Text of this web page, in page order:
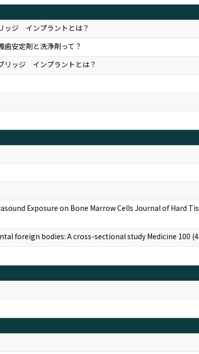
ッジ インプラントとは？
安定剤と洗浄剤って？
リッジ インプラントとは？
Exposure on Bone Marrow Cells Journal of Hard
foreign bodies: A cross-sectional study Medicine 100